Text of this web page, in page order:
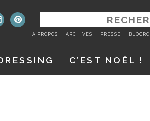
RECHERCHER
:
A PROPOS ARCHIVES PRESSE
C’EST NOËL !